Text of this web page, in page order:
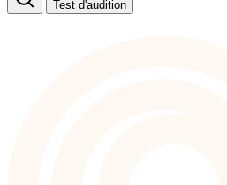
Test d'audition